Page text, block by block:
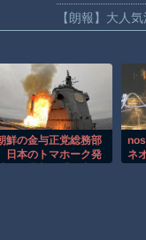
【朗報】大人
まだ墓石がある
【動画】新型
【謎】広島県が
理由
ヒロインが死ぬ
鮮の金与正党総務部
日本のトマホーク発
ネ